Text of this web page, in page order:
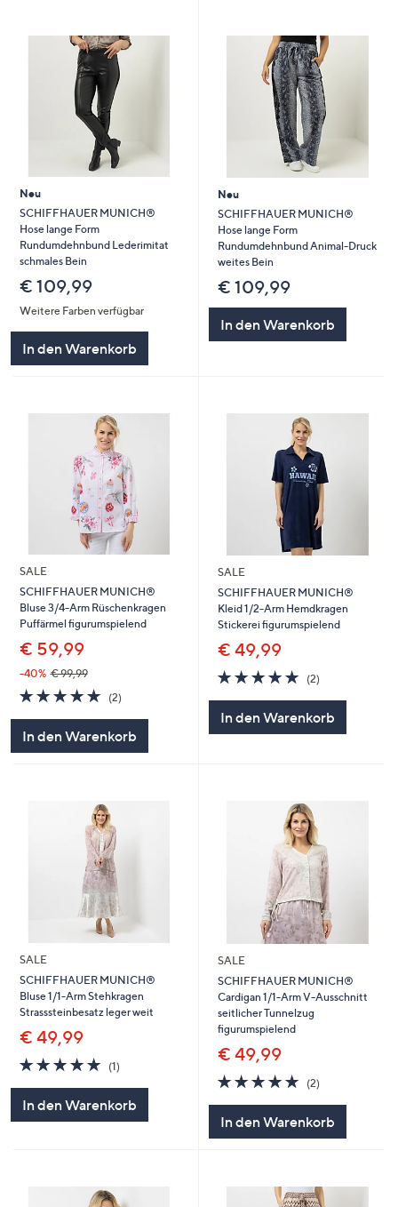
Neu
SCHIFFHAUER MUNICH®
Hose lange Form
Rundumdehnbund Lederimitat
schmales Bein
€ 109,99
Weitere Farben verfügbar
In den Warenkorb
Neu
SCHIFFHAUER MUNICH®
Hose lange Form
Rundumdehnbund Animal-Druck
weites Bein
€ 109,99
In den Warenkorb
SALE
SCHIFFHAUER MUNICH®
Bluse 3/4-Arm Rüschenkragen
Puffärmel figurumspielend
€ 59,99
-40% € 99,99
5.0
von
(2)2
In den Warenkorb
SALE
SCHIFFHAUER MUNICH®
Kleid 1/2-Arm Hemdkragen
Stickerei figurumspielend
€ 49,99
5.0
von
(2)2
In den Warenkorb
SALE
SCHIFFHAUER MUNICH®
Bluse 1/1-Arm Stehkragen
Strasssteinbesatz leger weit
€ 49,99
5.0
von
5
(1)
In den Warenkorb
SALE
SCHIFFHAUER MUNICH®
Cardigan 1/1-Arm V-Ausschnitt
seitlicher Tunnelzug
figurumspielend
€ 49,99
5.0
von
5
(2)
In den Warenkorb